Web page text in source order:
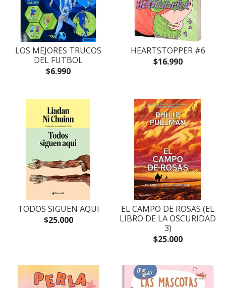
LOS MEJORES TRUCOS
DEL FUTBOL
$6.990
HEARTSTOPPER #6
$16.990
TODOS SIGUEN AQUI
$25.000
EL CAMPO DE ROSAS (EL
LIBRO DE LA OSCURIDAD
3)
$25.000